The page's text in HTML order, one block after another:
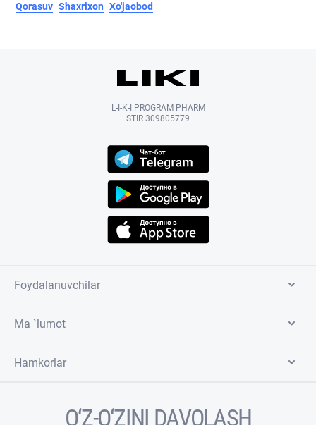
Qorasuv Shaxrixon Xo'jaobod
L-I-K-I PROGRAM PHARM
STIR 309805779
Foydalanuvchilar
Ma `lumot
Hamkorlar
O‘Z-O‘ZINI DAVOLASH